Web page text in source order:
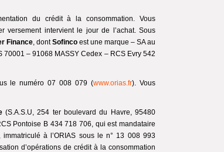
du crédit à la consommation. Vous
versement intervient le jour de l’achat. Sous
Finance , dontSofinco est une marque – SA au
– 91068 MASSY Cedex – RCS Evry 542
le numéro 07 008 079 (www.orias.fr). Vous
(S.A.S.U, 254 ter boulevard du Havre, 95480
Pontoise B 434 718 706, qui est mandataire
à l’ORIAS sous le n° 13 008 993
d’opérations de crédit à la consommation